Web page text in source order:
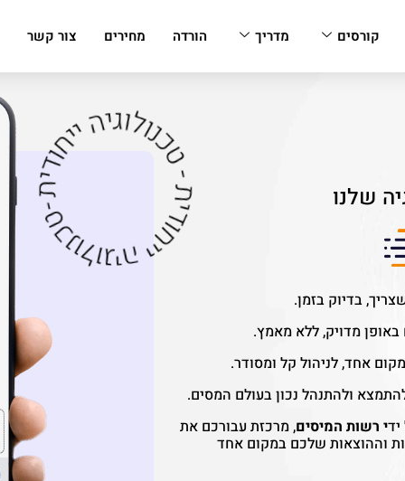
קורסים מדריך הורדה מחירים צור קשר
שלנו
בדיוק בזמן.
באופן מדויק, ללא מאמץ.
אחד, לניהול קל ומסודר.
ולהתנהל נכון בעולם המסים.
י רשות המיסים, מרכזת עבורכם את
וההוצאות שלכם במקום אחד